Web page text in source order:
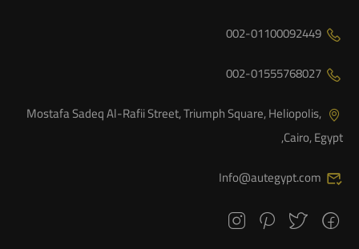
002-01100092449
002-01555768027
Mostafa Sadeq Al-Rafii Street, Triumph Square, Heliopolis,
Cairo, Egypt,
Info@autegypt.com